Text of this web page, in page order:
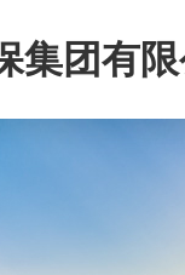
集团有